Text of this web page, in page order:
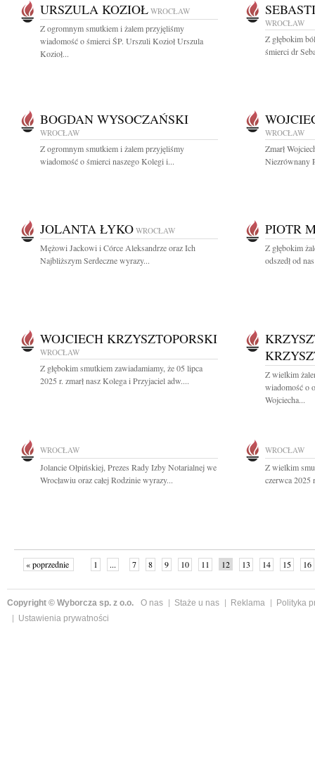
URSZULA KOZIOŁ WROCŁAW
Z ogromnym smutkiem i żalem przyjęliśmy
wiadomość o śmierci ŚP. Urszuli Kozioł Urszula
Kozioł...
WROCŁAW
Z głębokim
śmierci dr
BOGDAN WYSOCZAŃSKI
WROCŁAW
Z ogromnym smutkiem i żalem przyjęliśmy
wiadomość o śmierci naszego Kolegi i...
WROCŁAW
Zmarł
Niezrównany
JOLANTA ŁYKO WROCŁAW
Mężowi Jackowi i Córce Aleksandrze oraz Ich
Najbliższym Serdeczne wyrazy...
PIOTR
Z głębokim
odszedł od
WOJCIECH KRZYSZTOPORSKI
WROCŁAW
Z głębokim smutkiem zawiadamiamy, że 05 lipca
2025 r. zmarł nasz Kolega i Przyjaciel adw....
Z wielkim
wiadomość o
Wojciecha...
WROCŁAW
Jolancie Ołpińskiej, Prezes Rady Izby Notarialnej we
Wrocławiu oraz całej Rodzinie wyrazy...
WROCŁAW
Z wielkim
czerwca 2025
« poprzednie 1 ... 7 8 9 10 11 12 13 14 15 16
Copyright © Wyborcza sp. z o.o. O nas Staże u nas Reklama
Polityka
Ustawienia prywatności